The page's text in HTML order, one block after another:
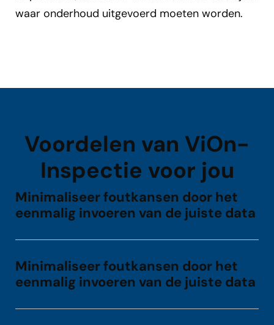
waar onderhoud uitgevoerd moeten worden.
Voordelen van ViOn-
Inspectie voor jou
Minimaliseer foutkansen door het
eenmalig invoeren van de juiste data
Minimaliseer foutkansen door het
eenmalig invoeren van de juiste data